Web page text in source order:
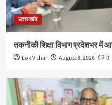
उत्तराखंड
तकनीकी शिक्षा विभाग प्रदेशभर में
Lok Vichar August 8, 2026 0